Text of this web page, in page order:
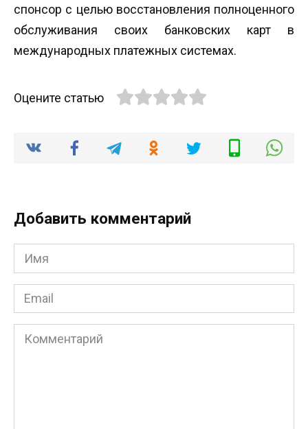
спонсор с целью восстановления полноценного
обслуживания своих банковских карт в
международных платежных системах.
Оцените статью
Добавить комментарий
Имя
*
Email
*
Комментарий